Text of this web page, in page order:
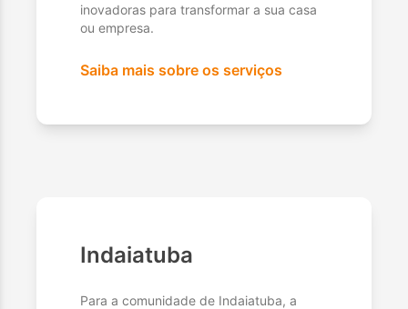
inovadoras para transformar a sua casa
ou empresa.
Saiba mais sobre os serviços
Indaiatuba
Para a comunidade de Indaiatuba, a